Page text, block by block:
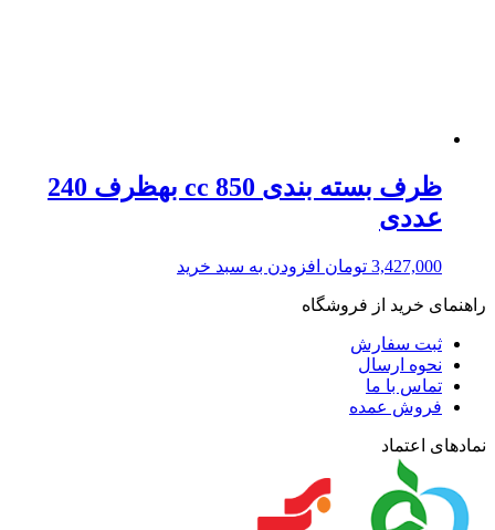
ظرف بسته بندی cc 850 بهظرف 240
عددی
3,427,000 تومان افزودن به سبد خرید
راهنمای خرید از فروشگاه
ثبت سفارش
نحوه ارسال
تماس با ما
فروش عمده
نمادهای اعتماد